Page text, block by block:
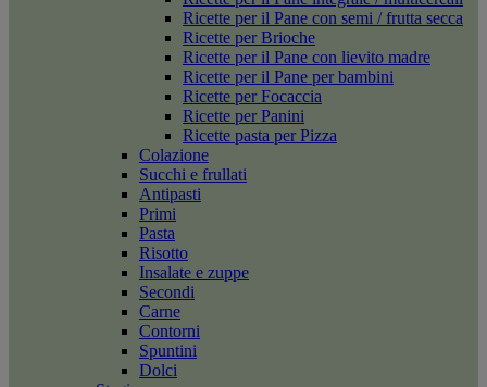
Ricette per il Pane con semi / frutta secca
Ricette per Brioche
Ricette per il Pane con lievito madre
Ricette per il Pane per bambini
Ricette per Focaccia
Ricette per Panini
Ricette pasta per Pizza
Colazione
Succhi e frullati
Antipasti
Primi
Pasta
Risotto
Insalate e zuppe
Secondi
Carne
Contorni
Spuntini
Dolci